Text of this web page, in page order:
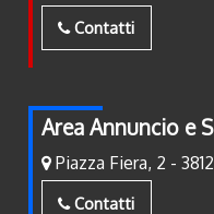
Contatti
Area Annuncio e
Piazza Fiera, 2 -
Contatti